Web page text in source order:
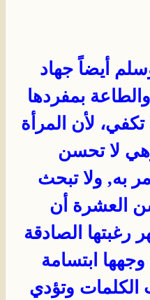
أيضاً جهاد
بمفردها
لأن المرأة
لا تحسن
به, ولا تبحث
العشرة أن
رغبتها الصادقة
ابتسامة
الكلمات وتؤدي